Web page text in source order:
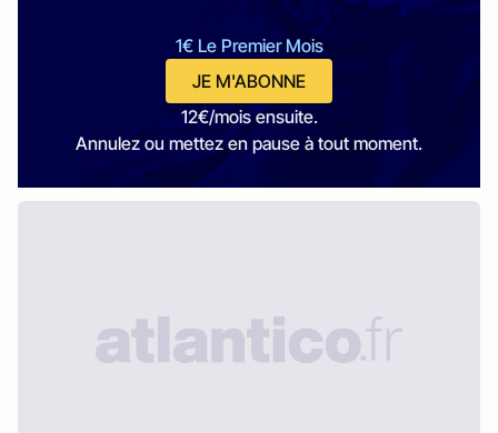
1€ Le Premier Mois
JE M'ABONNE
12€/mois ensuite.
Annulez ou mettez en pause à tout moment.